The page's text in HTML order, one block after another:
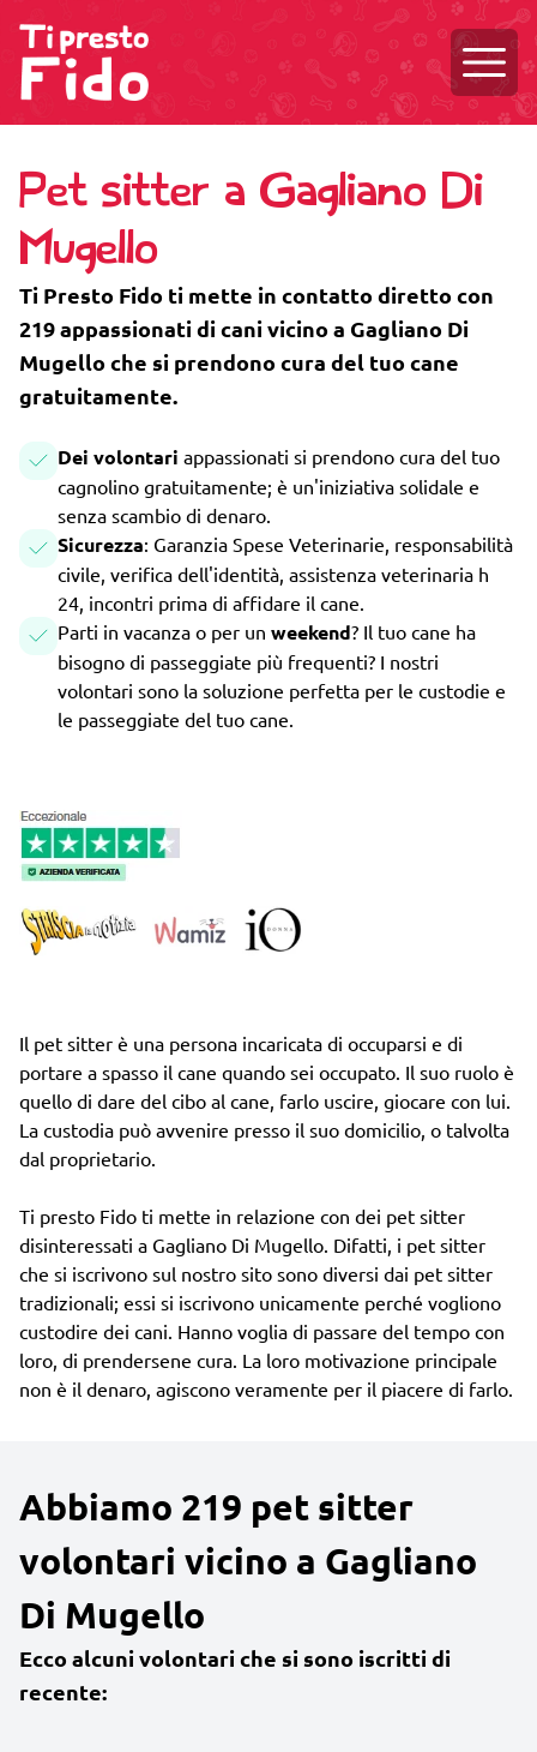
Pet sitter a Gagliano Di
Mugello
Ti Presto Fido ti mette in contatto diretto con
219 appassionati di cani vicino a Gagliano Di
Mugello che si prendono cura del tuo cane
gratuitamente.
Dei volontari appassionati si prendono cura del tuo
cagnolino gratuitamente; è un'iniziativa solidale e
senza scambio di denaro.
Sicurezza: Garanzia Spese Veterinarie, responsabilità
civile, verifica dell'identità, assistenza veterinaria h
24, incontri prima di affidare il cane.
Parti in vacanza o per un weekend? Il tuo cane ha
bisogno di passeggiate più frequenti? I nostri
volontari sono la soluzione perfetta per le custodie e
le passeggiate del tuo cane.
Il pet sitter è una persona incaricata di occuparsi e di
portare a spasso il cane quando sei occupato. Il suo ruolo è
quello di dare del cibo al cane, farlo uscire, giocare con lui.
La custodia può avvenire presso il suo domicilio, o talvolta
dal proprietario.
Ti presto Fido ti mette in relazione con dei pet sitter
disinteressati a Gagliano Di Mugello. Difatti, i pet sitter
che si iscrivono sul nostro sito sono diversi dai pet sitter
tradizionali; essi si iscrivono unicamente perché vogliono
custodire dei cani. Hanno voglia di passare del tempo con
loro, di prendersene cura. La loro motivazione principale
non è il denaro, agiscono veramente per il piacere di farlo.
Abbiamo 219 pet sitter
volontari vicino a Gagliano
Di Mugello
Ecco alcuni volontari che si sono iscritti di
recente: